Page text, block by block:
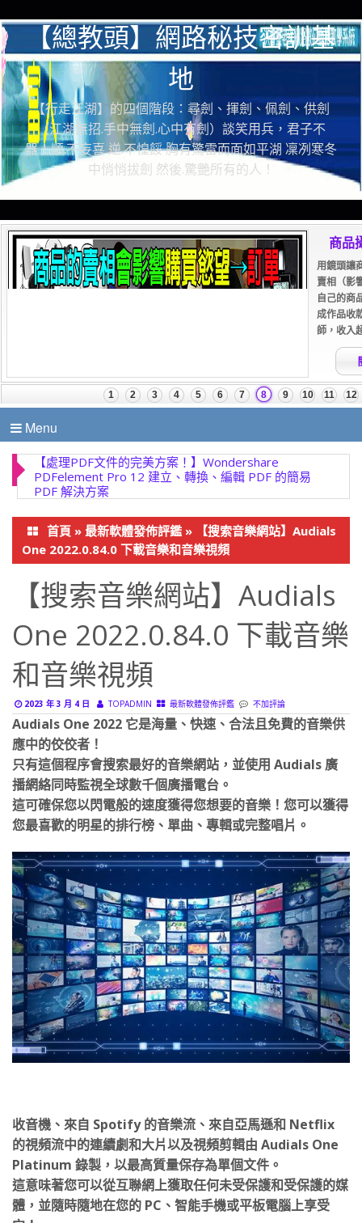
【總教頭】網路秘技密訓基
地
【行走江湖】的四個階段：尋劍、揮劍、佩劍、供劍
（江湖無招.手中無劍.心中有劍）談笑用兵，君子不
器！順.不妄喜 逆.不惶餒 胸有驚雷而面如平湖 凜冽寒冬
中悄悄拔劍 然後.驚艷所有的人！
Menu
首頁»最新軟體發佈評鑑»【搜索音樂網站】Audials
One 2022.0.84.0 下載音樂和音樂視頻
【搜索音樂網站】Audials
One 2022.0.84.0 下載音樂
和音樂視頻
2023 年 3 月 4 日 TOPADMIN
Audials One 2022 它是海量、快速、合法且免費的音樂供
應中的佼佼者！
只有這個程序會搜索最好的音樂網站，並使用 Audials 廣
播網絡同時監視全球數千個廣播電台。
這可確保您以閃電般的速度獲得您想要的音樂！您可以獲得
您最喜歡的明星的排行榜、單曲、專輯或完整唱片。
的視頻流中的連續劇和大片以及視頻剪輯由 Audials One
Platinum 錄製，以最高質量保存為單個文件。
這意味著您可以從互聯網上獲取任何未受保護和受保護的媒
體，並隨時隨地在您的 PC、智能手機或平板電腦上享受
它！